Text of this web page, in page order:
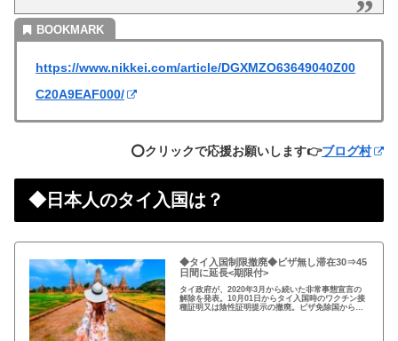
https://www.nikkei.com/article/DGXMZO63649040Z00
C20A9EAF000/
⭕️クリックで応援お願いします👉ブログ村
◆日本人のタイ入国は？
◆タイ入国制限撤廃◆ビザ無し滞在30⇒45
日間に延長<期限付>
タイ政府が、2020年3月から続いた非常事態宣言の
解除を発表。10月01日からタイ入国時のワクチン接
種証明又は陰性証明提示の撤廃。ビザ免除国からの